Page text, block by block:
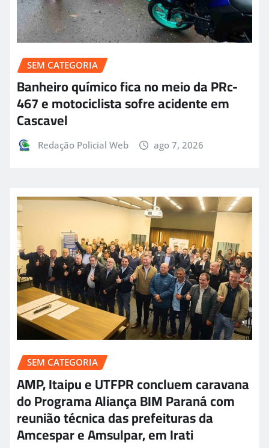
SEM CATEGORIA
Banheiro químico fica no meio da PRc-
467 e motociclista sofre acidente em
Cascavel
Redação Policial Web ago 7, 2026
SEM CATEGORIA
AMP, Itaipu e UTFPR concluem caravana
do Programa Aliança BIM Paraná com
reunião técnica das prefeituras da
Amcespar e Amsulpar, em Irati